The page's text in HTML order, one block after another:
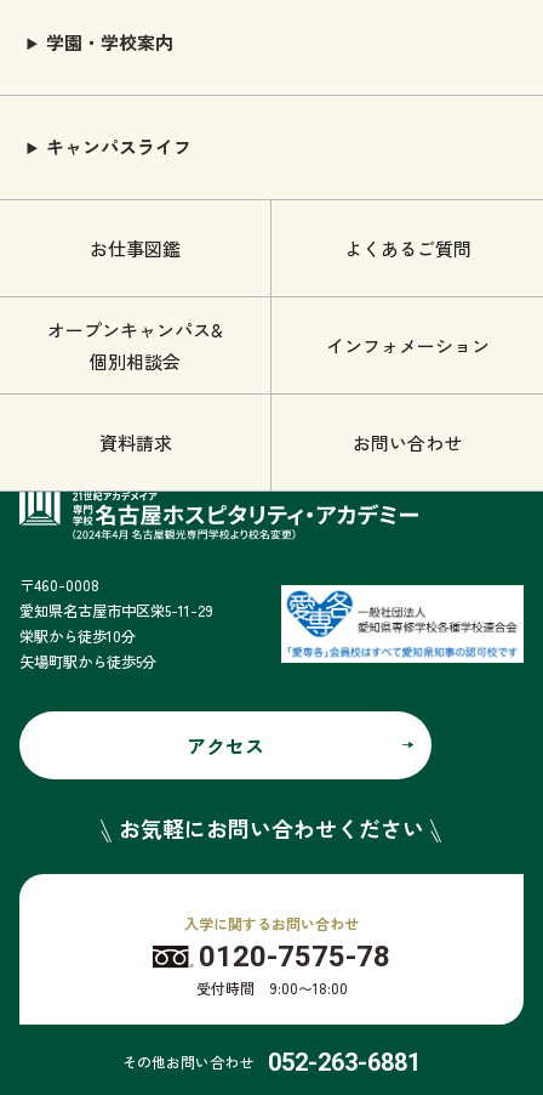
学園・学校案内
キャンパスライフ
お仕事図鑑 よくあるご質問
オープンキャンパス&
個別相談会
インフォメーション
資料請求 お問い合わせ
〒460-0008
愛知県名古屋市中区栄5-11-29
栄駅から徒歩10分
矢場町駅から徒歩5分
アクセス
お気軽にお問い合わせください
入学に関するお問い合わせ
0120-7575-78
受付時間 9:00〜18:00
その他お問い合わせ 052-263-6881